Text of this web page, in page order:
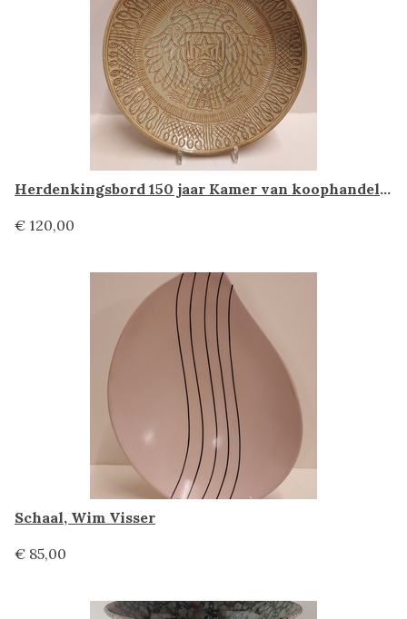
Herdenkingsbord 150 jaar Kamer van koophandel en fabrieken Maastricht 1804-1954
€ 120,00
Schaal, Wim Visser
€ 85,00